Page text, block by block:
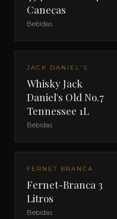
Canecas
Bebidas
JACK DANIEL'S
Whisky Jack
Daniel's Old No.7
Tennessee 1L
Bebidas
FERNET BRANCA
Fernet-Branca 3
Litros
Bebidas